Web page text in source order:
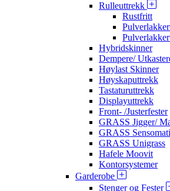
Rulleuttrekk
Rustfritt
Hybridskinner
Dempere/
Høylast Skinner
Høyskaputtrekk
Tastaturuttrekk
Displayuttrekk
Front- /Justerfester
GRASS Jigger/
GRASS
GRASS Unigrass
Hafele Moovit
Kontorsystemer
Garderobe
Stenger og Fester